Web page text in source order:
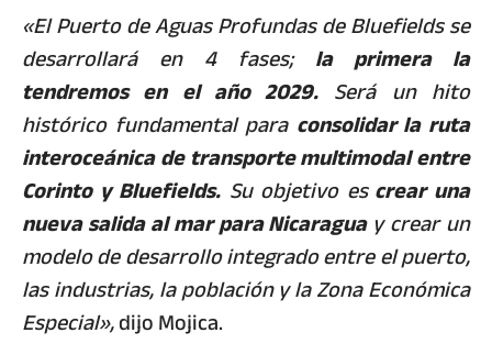
«El Puerto de Aguas Profundas de Bluefields se
desarrollará en 4 fases; la primera la
tendremos en el año 2029. Será un hito
histórico fundamental para consolidar la ruta
interoceánica de transporte multimodal entre
Corinto y Bluefields. Su objetivo escrear una
nueva salida al mar para Nicaraguay crear un
modelo de desarrollo integrado entre el puerto,
las industrias, la población y la Zona Económica
Especial»,dijo Mojica.